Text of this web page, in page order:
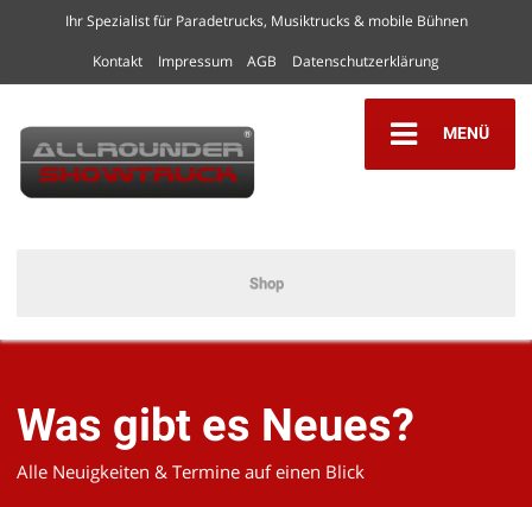
Ihr Spezialist für Paradetrucks, Musiktrucks & mobile Bühnen
Kontakt
Impressum AGB Datenschutzerklärung
MENÜ
Shop
Was gibt es Neues?
Alle Neuigkeiten & Termine auf einen Blick